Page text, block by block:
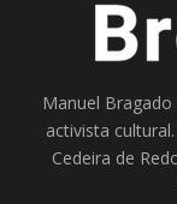
Manuel
activista
Cedeira de